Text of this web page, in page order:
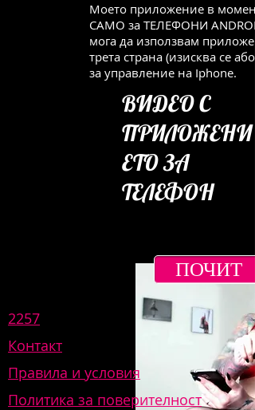
Моето приложение в
САМО за ТЕЛЕФОНИ
мога да използвам
трета страна (изисква се
за управление на Iphone.
ВИДЕО С
ПРИЛОЖЕНИ
ЕТО ЗА
ТЕЛЕФОН
ПОЧИТ
2257
Контакт
Правила и условия
Политика за поверителност